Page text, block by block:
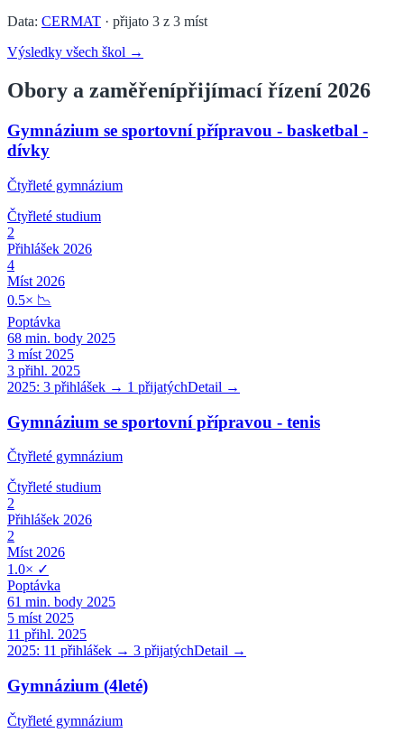
Data: CERMAT · přijato 3 z 3 míst
Výsledky všech škol →
Obory a zaměřenípřijímací řízení 2026
Gymnázium se sportovní přípravou - basketbal -
dívky
Čtyřleté gymnázium
Čtyřleté studium
2
Přihlášek 2026
4
Míst 2026
0.5× 📉
Poptávka
68 min. body 2025
3 míst 2025
3 přihl. 2025
2025: 3 přihlášek → 1 přijatýchDetail →
Gymnázium se sportovní přípravou - tenis
Čtyřleté gymnázium
Čtyřleté studium
2
Přihlášek 2026
2
Míst 2026
1.0× ✓
Poptávka
61 min. body 2025
5 míst 2025
11 přihl. 2025
2025: 11 přihlášek → 3 přijatýchDetail →
Gymnázium (4leté)
Čtyřleté gymnázium